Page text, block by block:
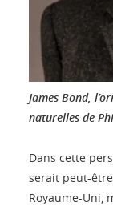
James Bond,
naturelles de
Dans cette
serait peut-
Royaume-Uni,